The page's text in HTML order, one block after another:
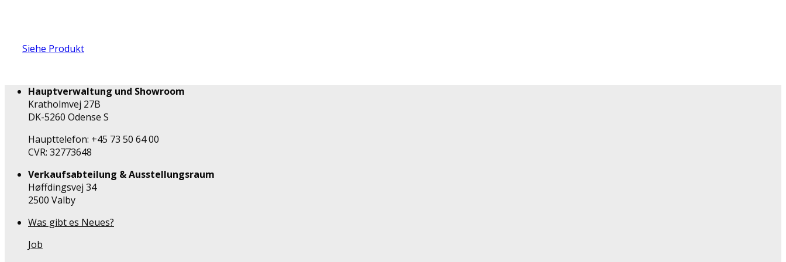
Siehe Produkt
Hauptverwaltung und Showroom
Kratholmvej 27B
DK-5260 Odense S
Haupttelefon: +45 73 50 64 00
CVR: 32773648
Verkaufsabteilung & Ausstellungsraum
Høffdingsvej 34
2500 Valby
Was gibt es Neues?
Job